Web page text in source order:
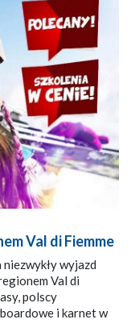
Val di Fiemme
wyjazd
Val di
polscy
i karnet w